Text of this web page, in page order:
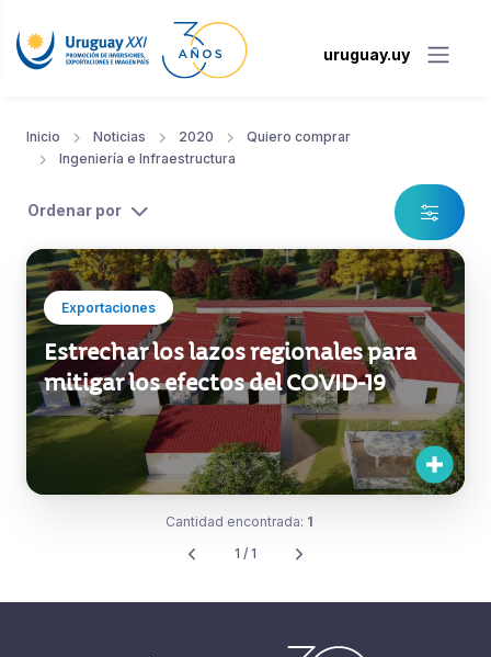
uruguay.uy
Inicio Noticias 2020
Quiero comprar
Ingeniería e Infraestructura
Ordenar por
Exportaciones
Estrechar los lazos regionales para
mitigar los efectos del COVID-19
Cantidad encontrada: 1
1 / 1